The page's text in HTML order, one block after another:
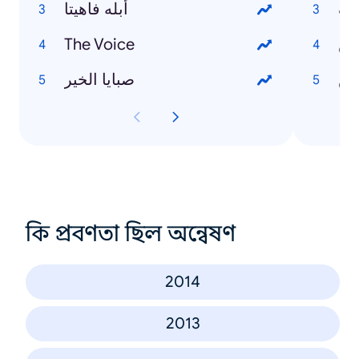
أبله فاهيتا
The Voice
صبايا الخير
কি প্রবণতা ছিল অন্বেষণ
2014
2013